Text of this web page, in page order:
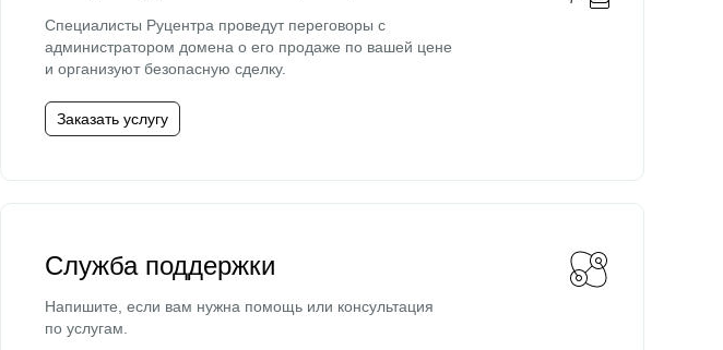
Специалисты Руцентра проведут переговоры с
администратором домена о его продаже по вашей цене
и организуют безопасную сделку.
Заказать услугу
Служба поддержки
Напишите, если вам нужна помощь или консультация
по услугам.